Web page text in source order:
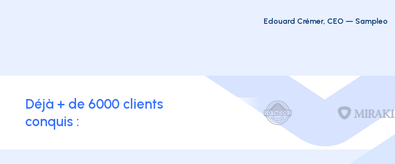
Edouard Crémer, CEO — Sampleo
Déjà + de 6000 clients
conquis :